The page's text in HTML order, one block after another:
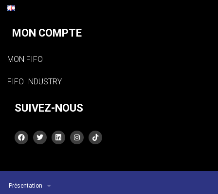
MON COMPTE
MON FIFO
FIFO INDUSTRY
SUIVEZ-NOUS
Présentation